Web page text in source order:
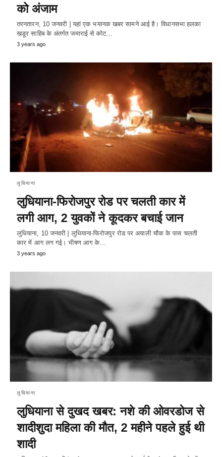
को अंजाम
तरनतारन, 10 जनवरी | यहां एक भयानक खबर सामने आई है। विधानसभा हलका
खडूर साहिब के अंतर्गत जमाराई से कोट…
3 years ago
लुधियाना
लुधियाना-फिरोजपुर रोड पर चलती कार में
लगी आग, 2 युवकों ने कूदकर बचाई जान
लुधियाना, 10 जनवरी | लुधियाना-फिरोजपुर रोड पर अयाली चौक के पास चलती
कार में आग लग गई। भीषण आग के…
3 years ago
लुधियाना
लुधियाना से दुखद खबर: नशे की ओवरडोज से
शादीशुदा महिला की मौत, 2 महीने पहले हुई थी
शादी